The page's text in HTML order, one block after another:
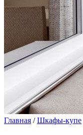
Главная /Шкафы-купе